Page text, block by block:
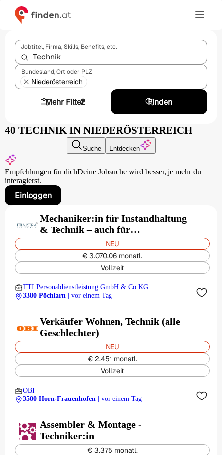
Jobtitel, Firma, Skills, Benefits, etc.
Bundesland, Ort oder PLZ
Niederösterreich
Mehr Filter
2 Finden
40 TECHNIK IN NIEDERÖSTERREICH
Suche Entdecken
Empfehlungen für dichDeine Jobsuche wird besser, je mehr du
interagierst.
Einloggen
Mechaniker:in für Instandhaltung
& Technik – auch für
Berufseinsteiger (m/w/d)
NEU
€ 3.070,06 monatl.
Vollzeit
TTI Personaldienstleistung GmbH & Co KG
3380 Pöchlarn
| vor einem Tag
Verkäufer Wohnen, Technik (alle
Geschlechter)
NEU
€ 2.451 monatl.
Vollzeit
OBI
3580 Horn-Frauenhofen
| vor einem Tag
Assembler & Montage -
Techniker:in
€ 3.375 monatl.